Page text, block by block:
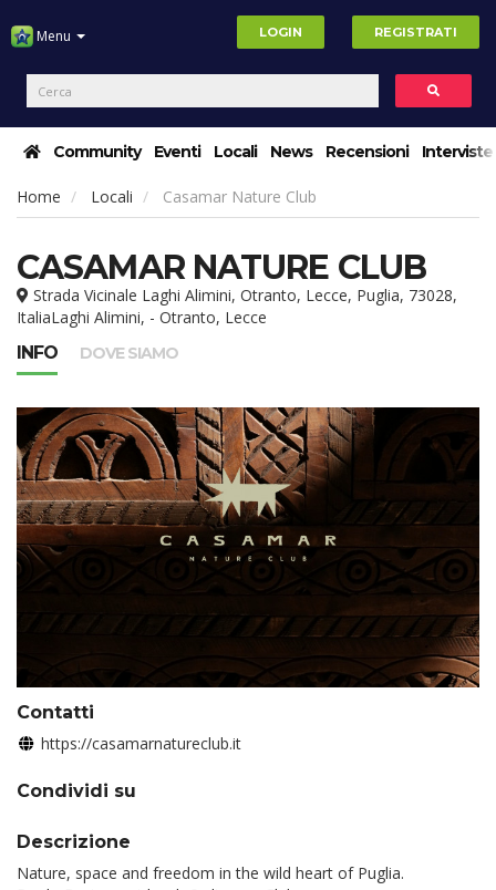
Menu LOGIN REGISTRATI
Community Eventi Locali News Recensioni Interviste
Home Locali Casamar Nature Club
CASAMAR NATURE CLUB
Strada Vicinale Laghi Alimini, Otranto, Lecce, Puglia, 73028,
ItaliaLaghi Alimini, - Otranto, Lecce
INFO
DOVE SIAMO
Contatti
https://casamarnatureclub.it
Condividi su
Descrizione
Nature, space and freedom in the wild heart of Puglia.